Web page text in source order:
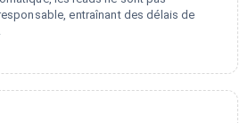
entraînant des délais de